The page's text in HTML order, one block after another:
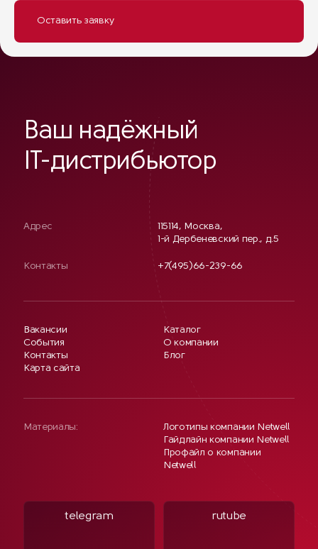
Ваш надёжный
IT-дистрибьютор
Адрес
115114, Москва,
1-й Дербеневский пер., д.5
Контакты +7(495)66-239-66
Вакансии
События
Контакты
Карта сайта
Каталог
О компании
Блог
Материалы:
Логотипы компании Netwell
Гайдлайн компании Netwell
Профайл о компании
Netwell
telegram rutube